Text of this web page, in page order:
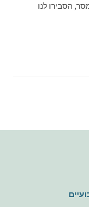
הסבירו לנו